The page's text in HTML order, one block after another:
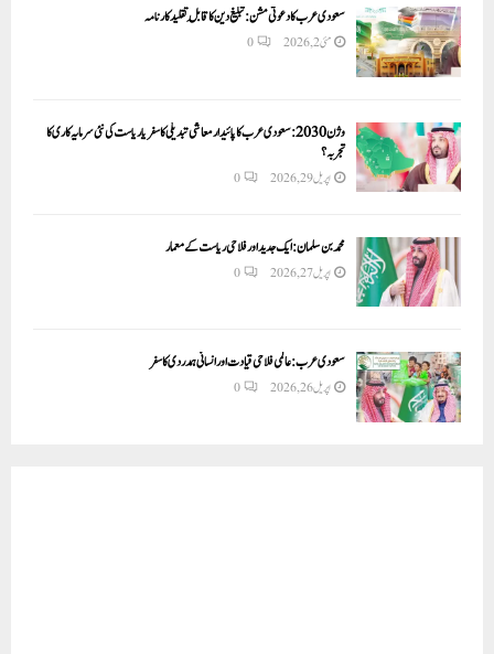
سعودی عرب کا دعوتی مشن: تبلیغ دین کا قابلِ تقلید کارنامہ
مئی 2, 2026 0
وژن 2030:سعودی عرب کا پائیدار معاشی تبدیلی کا سفر یا ریاست کی نئی سرمایہ کاری کا
تجربہ؟
اپریل 29, 2026 0
محمد بن سلمان: ایک جدید اور فلاحی ریاست کے معمار
اپریل 27, 2026 0
سعودی عرب: عالمی فلاحی قیادت اور انسانی ہمدردی کا سفر
اپریل 26, 2026 0